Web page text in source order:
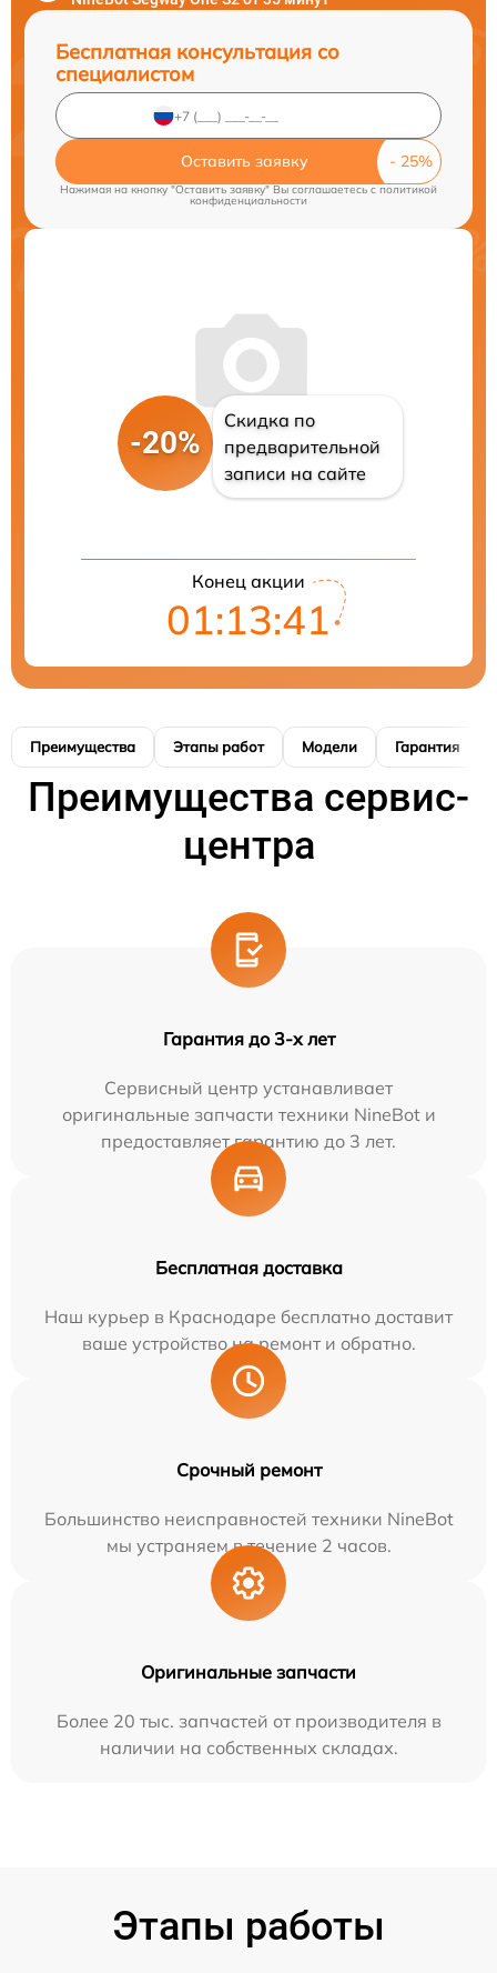
Бесплатная консультация со
специалистом
Оставить заявку
Нажимая на кнопку "Оставить заявку" Вы соглашаетесь c политикой
конфиденциальности
-20%
Скидка по
предварительной
записи на сайте
Конец акции
01:13:41
Преимущества Этапы работ Модели Гарантия
Преимущества сервис-
центра
Гарантия до 3-х лет
Сервисный центр устанавливает
оригинальные запчасти техники NineBot и
предоставляет гарантию до 3 лет.
Бесплатная доставка
Наш курьер в Краснодаре бесплатно доставит
ваше устройство на ремонт и обратно.
Срочный ремонт
Большинство неисправностей техники NineBot
мы устраняем в течение 2 часов.
Оригинальные запчасти
Более 20 тыс. запчастей от производителя в
наличии на собственных складах.
Этапы работы